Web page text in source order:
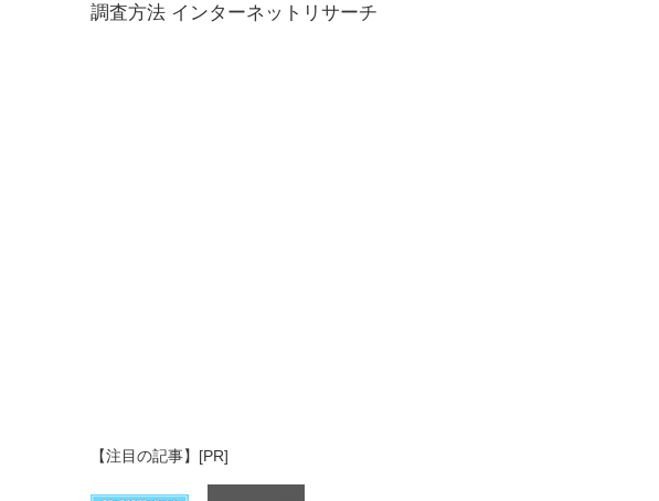
調査方法 インターネットリサーチ
【注目の記事】[PR]